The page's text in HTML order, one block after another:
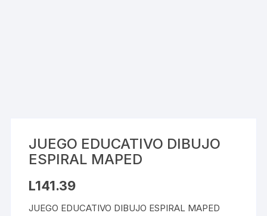
JUEGO EDUCATIVO DIBUJO
ESPIRAL MAPED
L141.39
JUEGO EDUCATIVO DIBUJO ESPIRAL MAPED